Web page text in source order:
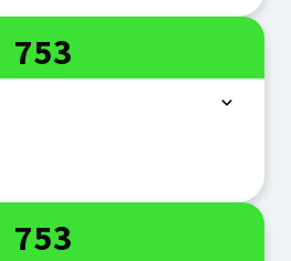
Linie
753
Linie
753